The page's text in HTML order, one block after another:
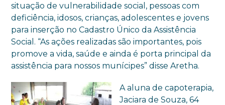
situação de vulnerabilidade social, pessoas com
deficiência, idosos, crianças, adolescentes e jovens
para inserção no Cadastro Único da Assistência
Social. “As ações realizadas são importantes, pois
promove a vida, saúde e ainda é porta principal da
assistência para nossos munícipes” disse Aretha.
A aluna de capoterapia,
Jaciara de Souza, 64